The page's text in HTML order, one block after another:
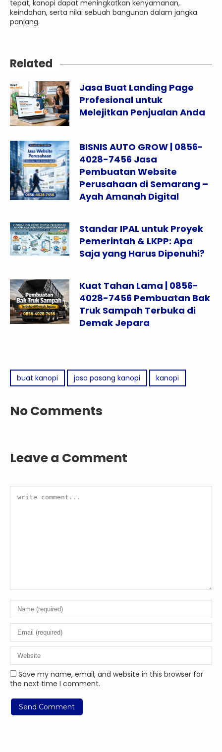
tepat, kanopi dapat meningkatkan kenyamanan,
keindahan, serta nilai sebuah bangunan dalam jangka
panjang.
Related
Jasa Buat Landing Page
Profesional untuk
Melejitkan Penjualan Anda
BISNIS AUTO GROW | 0856-
4028-7456 Jasa
Pembuatan Website
Perusahaan di Semarang –
Ayah Amanah Digital
Standar IPAL untuk Proyek
Pemerintah & LKPP: Apa
Saja yang Harus Dipenuhi?
Kuat Tahan Lama | 0856-
4028-7456 Pembuatan Bak
Truk Sampah Terbuka di
Demak Jepara
buat kanopi jasa pasang kanopi kanopi
No Comments
Leave a Comment
Save my name, email, and website in this browser for
the next time I comment.